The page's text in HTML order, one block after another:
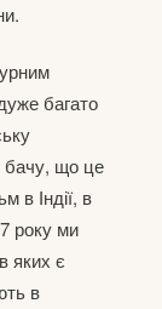
багато
бачу, що це
в Індії, в
року ми
яких є
в